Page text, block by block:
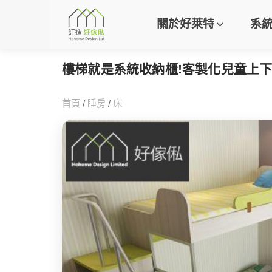
關於好萊特 系
樓梯就是系統收納櫃!客製化兒童上
首頁 / 睡房 / 床